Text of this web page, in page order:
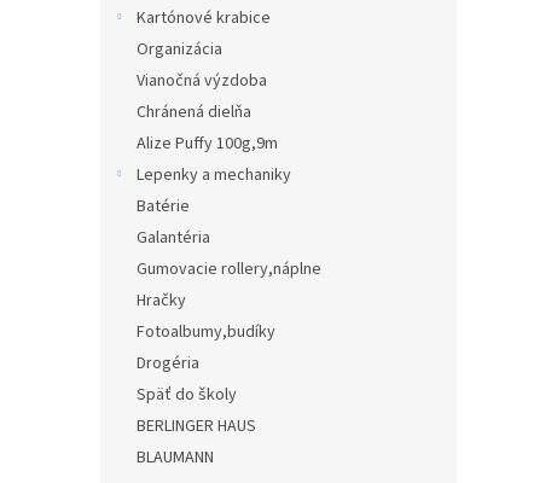
Kartónové krabice
Organizácia
Vianočná výzdoba
Chránená dielňa
Alize Puffy 100g,9m
Lepenky a mechaniky
Batérie
Galantéria
Gumovacie rollery,náplne
Hračky
Fotoalbumy,budíky
Drogéria
Späť do školy
BERLINGER HAUS
BLAUMANN